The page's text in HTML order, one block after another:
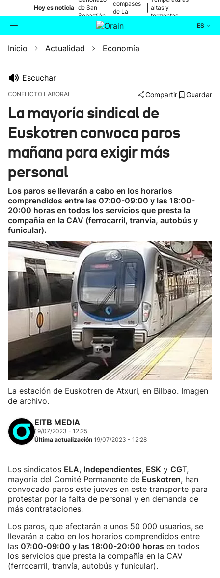
Hoy es noticia de San
Sebastián
compases
de La
altas y
tormentas
ES
Buscador Actualidad
Ikusmiran
Eguraldia
Inicio Actualidad Economía
Escuchar
CONFLICTO LABORAL Compartir Guardar
La mayoría sindical de
Euskotren convoca paros
mañana para exigir más
personal
Los paros se llevarán a cabo en los horarios
comprendidos entre las 07:00-09:00 y las 18:00-
20:00 horas en todos los servicios que presta la
compañía en la CAV (ferrocarril, tranvía, autobús y
funicular).
La estación de Euskotren de Atxuri, en Bilbao. Imagen
de archivo.
EITB MEDIA
19/07/2023 - 12:25
Última actualización 19/07/2023 - 12:28
Los sindicatos ELA, Independientes, ESK y CGT,
mayoría del Comité Permanente de Euskotren, han
convocado paros este jueves en este transporte para
protestar por la falta de personal y en demanda de
más contrataciones.
Los paros, que afectarán a unos 50 000 usuarios, se
llevarán a cabo en los horarios comprendidos entre
las 07:00-09:00 y las 18:00-20:00 horas en todos
los servicios que presta la compañía en la CAV
(ferrocarril, tranvía, autobús y funicular).